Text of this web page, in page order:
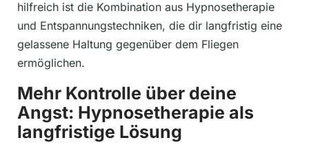
hilfreich ist die Kombination aus Hypnosetherapie
und Entspannungstechniken, die dir langfristig eine
gelassene Haltung gegenüber dem Fliegen
ermöglichen.
Mehr Kontrolle über deine
Angst: Hypnosetherapie als
langfristige Lösung